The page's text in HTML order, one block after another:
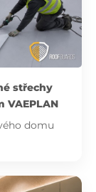
střechy
VAEPLAN
domu